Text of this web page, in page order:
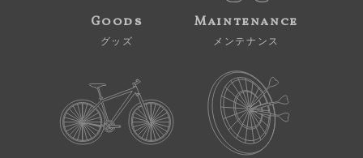
Goods
グッズ
Maintenance
メンテナンス